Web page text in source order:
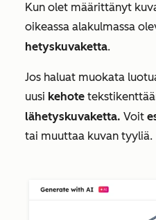
Kun olet määrittänyt
oikeassa alakulmassa
hetyskuvaketta.
Jos haluat muokata
uusi kehote
lähetyskuvaketta. Voit
tai muuttaa kuvan tyyliä.